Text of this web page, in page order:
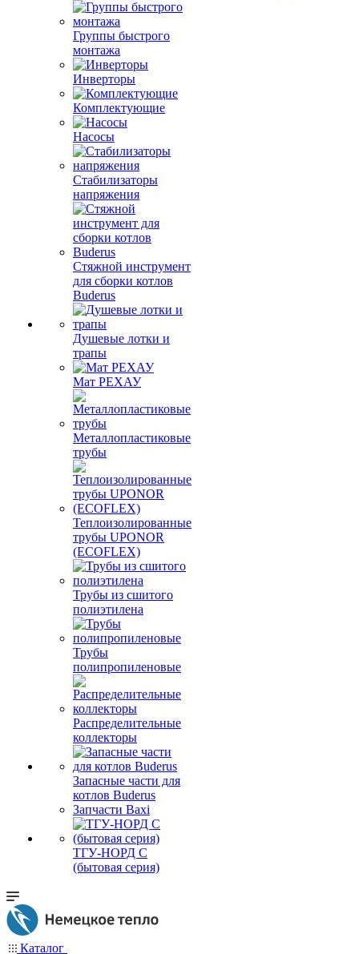
Группы быстрого
монтажа
Инверторы
Комплектующие
Насосы
Стабилизаторы
напряжения
Стяжной инструмент
для сборки котлов
Buderus
Душевые лотки и
трапы
Мат РЕХАУ
Металлопластиковые
трубы
Теплоизолированные
трубы UPONOR
(ECOFLEX)
Трубы из сшитого
полиэтилена
Трубы
полипропиленовые
Распределительные
коллекторы
Запасные части для
котлов Buderus
Запчасти Baxi
ТГУ-НОРД С
(бытовая серия)
Каталог